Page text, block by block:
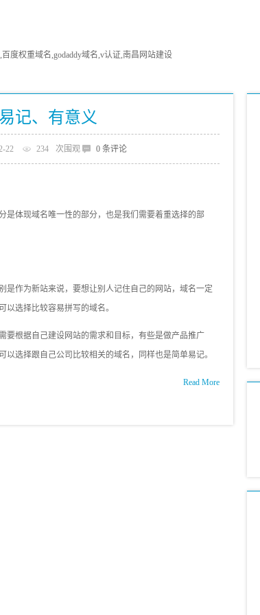
度权重域名,godaddy域名,v认证,南昌网站建设
记、有意义
22 234 次围观 0 条评论
是体现域名唯一性的部分，也是我们需要着重选择的部
是作为新站来说，要想让别人记住自己的网站，域名一定
选择比较容易拼写的域名。
要根据自己建设网站的需求和目标，有些是做产品推广
选择跟自己公司比较相关的域名，同样也是简单易记。
Read More